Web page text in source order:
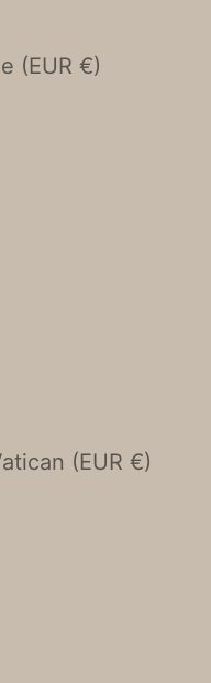
Bosnie-Herzégovine (EUR €)
État de la Cité du Vatican (EUR €)